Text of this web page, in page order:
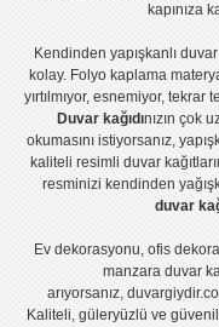
kapınıza
Kendinden yapışkanlı duvar
kolay. Folyo kaplama
yırtılmıyor, esnemiyor, tekrar
Duvar kağıdınızın çok
okumasını istiyorsanız,
kaliteli resimli duvar
resminizi kendinden
duvar
Ev dekorasyonu,ofis
manzara duvar
arıyorsanız,
Kaliteli, güleryüzlü ve